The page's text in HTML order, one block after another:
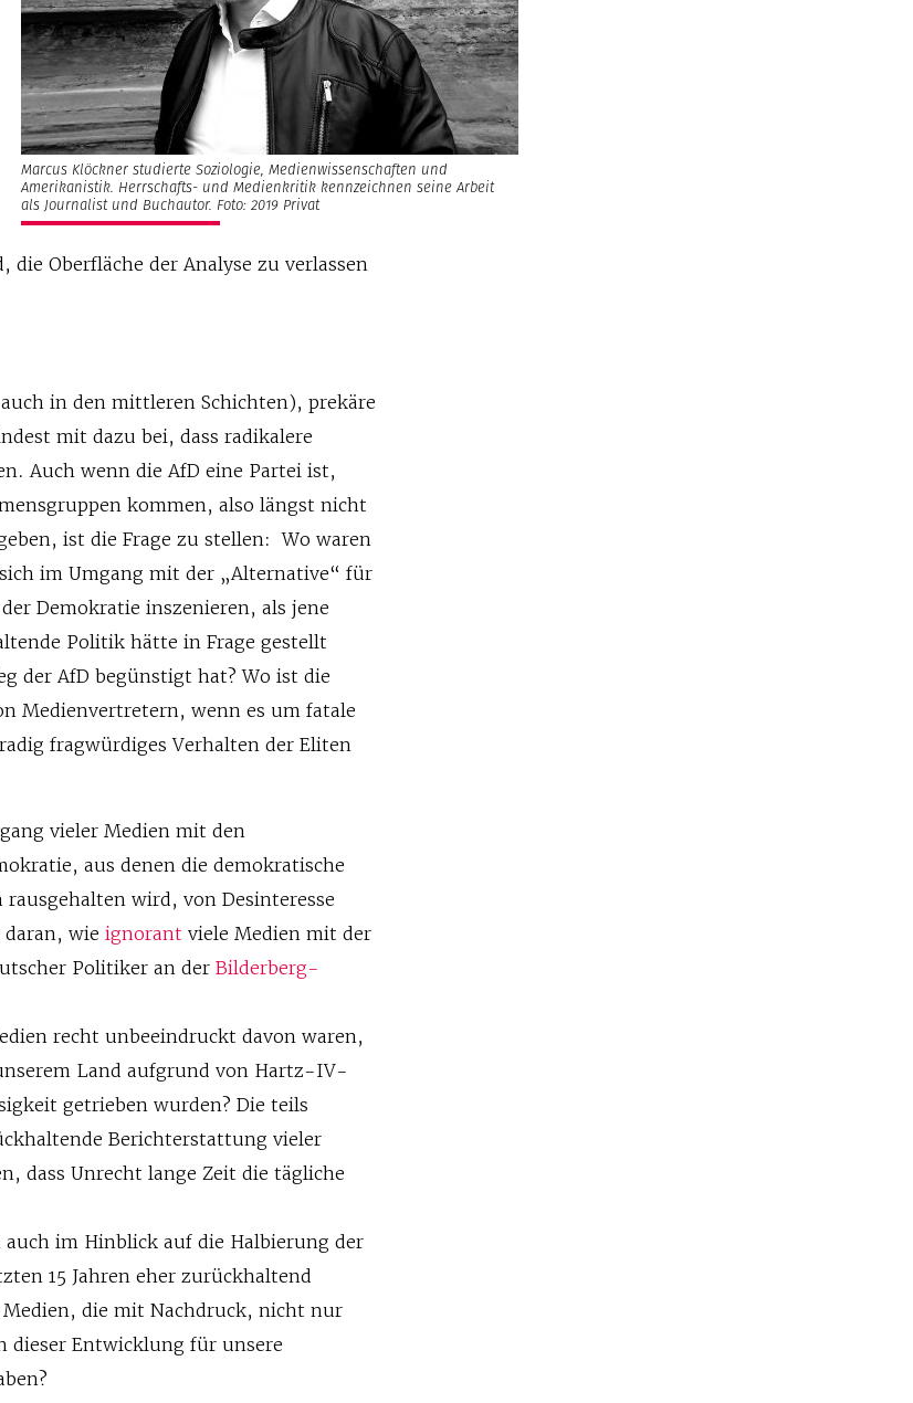
Marcus Klöckner studierte Soziologie, Medienwissenschaften und
Amerikanistik. Herrschafts- und Medienkritik kennzeichnen seine Arbeit
als Journalist und Buchautor. Foto: 2019 Privat
Oberfläche der Analyse zu verlassen
in den mittleren Schichten), prekäre
mit dazu bei, dass radikalere
Auch wenn die AfD eine Partei ist,
kommen, also längst nicht
ist die Frage zu stellen: Wo waren
im Umgang mit der „Alternative“ für
Demokratie inszenieren, als jene
Politik hätte in Frage gestellt
der AfD begünstigt hat? Wo ist die
Medienvertretern, wenn es um fatale
fragwürdiges Verhalten der Eliten
vieler Medien mit den
aus denen die demokratische
wird, von Desinteresse
daran, wieignorant viele Medien mit der
Politiker an derBilderberg-
recht unbeeindruckt davon waren,
Land aufgrund von Hartz-IV-
getrieben wurden? Die teils
Berichterstattung vieler
dass Unrecht lange Zeit die tägliche
auch im Hinblick auf die Halbierung der
15 Jahren eher zurückhaltend
die mit Nachdruck, nicht nur
dieser Entwicklung für unsere